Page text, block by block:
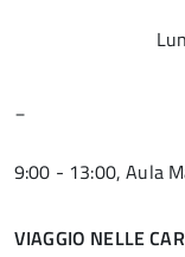
9:00 - 13:00, Aula
VIAGGIO NELLE